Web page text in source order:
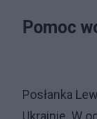
Pomoc
Posłanka
Ukrainie. W